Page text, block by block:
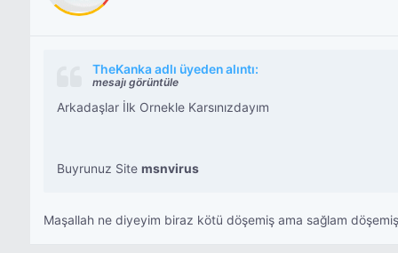
TheKanka adlı üyeden alıntı:
mesajı görüntüle
Arkadaşlar İlk Ornekle Karsınızdayım
Buyrunuz Site msnvirus
Maşallah ne diyeyim biraz kötü döşemiş ama sağlam